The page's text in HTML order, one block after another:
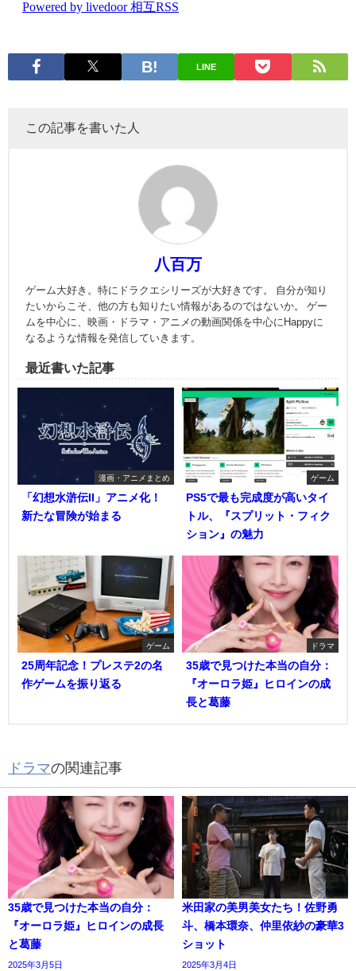
LINE
この記事を書いた人
八百万
ゲーム大好き。特にドラクエシリーズが大好きです。 自分が知り
たいからこそ、他の方も知りたい情報があるのではないか。 ゲー
ムを中心に、映画・ドラマ・アニメの動画関係を中心にHappyに
なるような情報を発信していきます。
最近書いた記事
漫画・アニメまとめ
「幻想水滸伝II」アニメ化！
新たな冒険が始まる
ゲーム
PS5で最も完成度が高いタイ
トル、『スプリット・フィク
ション』の魅力
ゲーム
25周年記念！プレステ2の名
作ゲームを振り返る
ドラマ
35歳で見つけた本当の自分：
『オーロラ姫』ヒロインの成
長と葛藤
ドラマの関連記事
35歳で見つけた本当の自分：
『オーロラ姫』ヒロインの成長
と葛藤
2025年3月5日
米田家の美男美女たち！佐野勇
斗、橋本環奈、仲里依紗の豪華3
ショット
2025年3月4日